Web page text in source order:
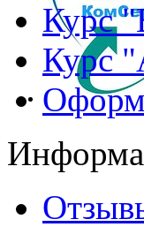
Курс
Курс